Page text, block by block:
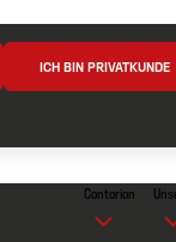
ICH BIN PRIVATKUNDE
Contorion